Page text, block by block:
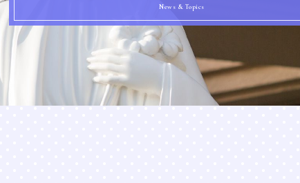
News & Topics